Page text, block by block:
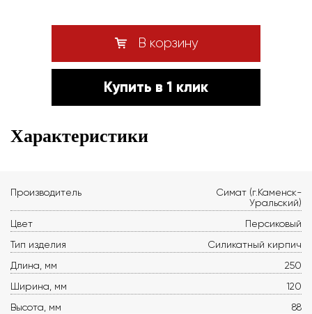
В корзину
Купить в 1 клик
Характеристики
Производитель
Симат (г.Каменск-
Уральский)
Цвет
Персиковый
Тип изделия
Силикатный кирпич
Длина, мм
250
Ширина, мм
120
Высота, мм
88